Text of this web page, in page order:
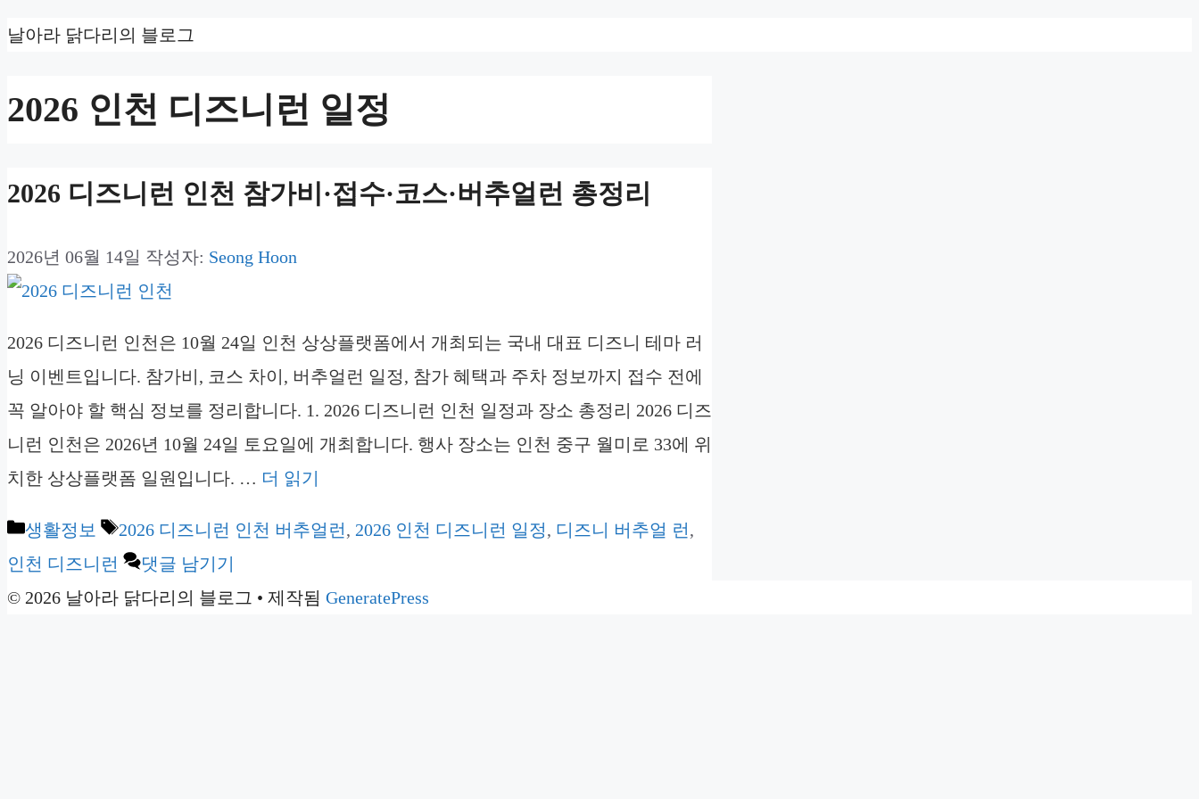
컨
츠
너
기
날아라 닭다리의 블로그
2026 인천 디즈니런 일정
2026 디즈니런 인천 참가비·접수·코스·버추얼런 총정리
2026년 06월 14일 작성자: Seong Hoon
2026 디즈니런 인천은 10월 24일 인천 상상플랫폼에서 개최되는 국내 대표 디즈니 테마 러
닝 이벤트입니다. 참가비, 코스 차이, 버추얼런 일정, 참가 혜택과 주차 정보까지 접수 전에
꼭 알아야 할 핵심 정보를 정리합니다. 1. 2026 디즈니런 인천 일정과 장소 총정리 2026 디즈
니런 인천은 2026년 10월 24일 토요일에 개최합니다. 행사 장소는 인천 중구 월미로 33에 위
치한 상상플랫폼 일원입니다. … 더 읽기
카
테
고
생활정보
태
그
2026 디즈니런 인천 버추얼런, 2026 인천 디즈니런 일정, 디즈니 버추얼 런,
인천 디즈니런
댓글 남기기
© 2026 날아라 닭다리의 블로그 • 제작됨 GeneratePress